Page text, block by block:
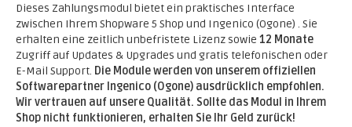
Dieses Zahlungsmodul bietet ein praktisches Interface
zwischen Ihrem Shopware 5 Shop und Ingenico (Ogone) . Sie
erhalten eine zeitlich unbefristete Lizenz sowie 12 Monate
Zugriff auf Updates & Upgrades und gratis telefonischen oder
E-Mail Support. Die Module werden von unserem offiziellen
Softwarepartner Ingenico (Ogone) ausdrücklich empfohlen.
Wir vertrauen auf unsere Qualität. Sollte das Modul in Ihrem
Shop nicht funktionieren, erhalten Sie Ihr Geld zurück!